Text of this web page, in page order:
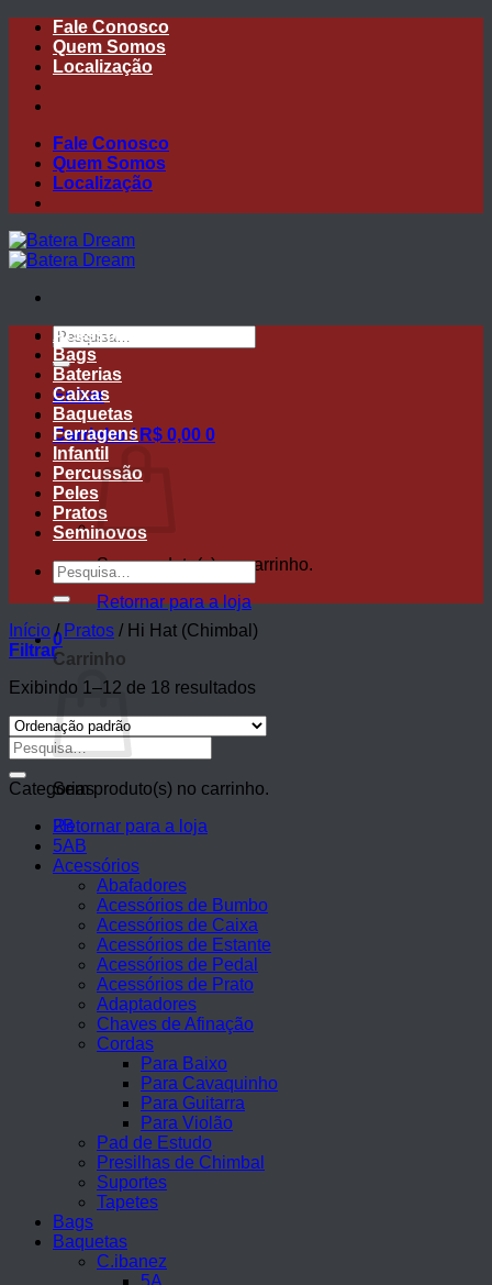
Skip
content
Fale Conosco
Quem Somos
Localização
Fale Conosco
Quem Somos
Localização
Pesquisar
por:
Entrar
Carrinho / R$ 0,00 0
Sem produto(s) no carrinho.
Retornar para a loja
0
Carrinho
Sem produto(s) no carrinho.
Retornar para a loja
Acessórios
Bags
Baterias
Caixas
Baquetas
Ferragens
Infantil
Percussão
Peles
Pratos
Seminovos
Pesquisar
por:
Início / Pratos / Hi Hat (Chimbal)
Filtrar
Exibindo 1–12 de 18 resultados
Pesquisar
por:
Categorias
2B
5AB
Acessórios
Abafadores
Acessórios de Bumbo
Acessórios de Caixa
Acessórios de Estante
Acessórios de Pedal
Acessórios de Prato
Adaptadores
Chaves de Afinação
Cordas
Para Baixo
Para Cavaquinho
Para Guitarra
Para Violão
Pad de Estudo
Presilhas de Chimbal
Suportes
Tapetes
Bags
Baquetas
C.ibanez
5A